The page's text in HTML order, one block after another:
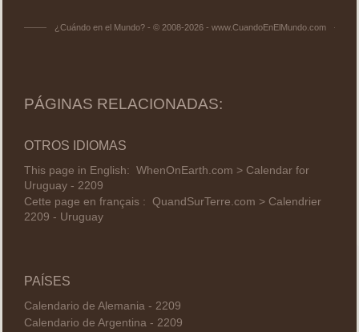
¿Cuándo en el Mundo? - © 2008-2026 - www.CuandoEnElMundo.com
PÁGINAS RELACIONADAS:
OTROS IDIOMAS
This page in English: WhenOnEarth.com > Calendar for
Uruguay - 2209
Cette page en français : QuandSurTerre.com > Calendrier
2209 - Uruguay
PAÍSES
Calendario de Alemania - 2209
Calendario de Argentina - 2209